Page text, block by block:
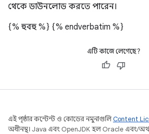
থেকে ডাউনলোড করতে পারেন।
{% হুবহু %} {% endverbatim %}
এটি কাজে লেগেছে?
এই পৃষ্ঠার কন্টেন্ট ও কোডের নমুনাগুলিContent
অধীনস্থ। Java এবং OpenJDK হল Oracle এবং/